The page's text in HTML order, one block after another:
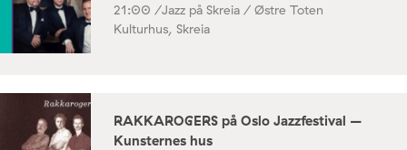
21:00 /Jazz på Skreia / Østre Toten
Kulturhus, Skreia
RAKKAROGERS på Oslo Jazzfestival –
Kunsternes hus